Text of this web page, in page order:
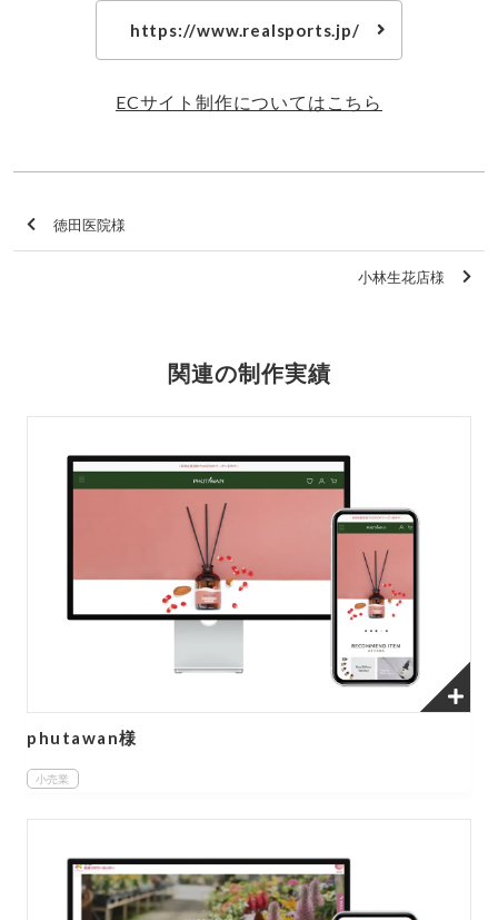
https://www.realsports.jp/
ECサイト制作についてはこちら
徳田医院様
小林生花店様
関連の制作実績
phutawan様
小売業